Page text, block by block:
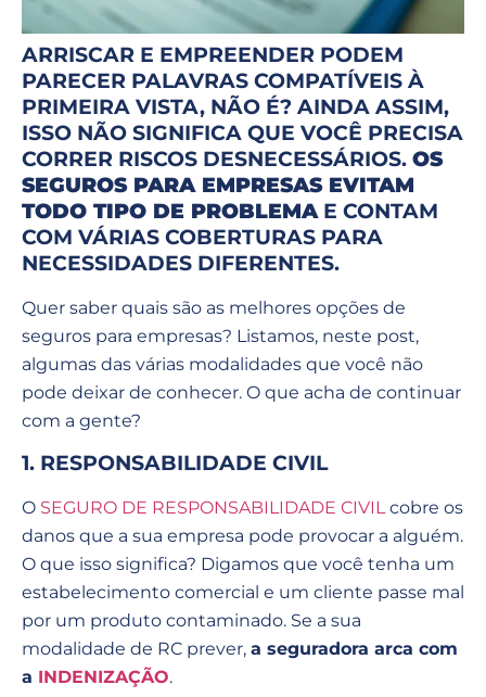
ARRISCAR E EMPREENDER PODEM
PARECER PALAVRAS COMPATÍVEIS À
PRIMEIRA VISTA, NÃO É? AINDA ASSIM,
ISSO NÃO SIGNIFICA QUE VOCÊ PRECISA
CORRER RISCOS DESNECESSÁRIOS. OS
SEGUROS PARA EMPRESAS EVITAM
TODO TIPO DE PROBLEMAE CONTAM
COM VÁRIAS COBERTURAS PARA
NECESSIDADES DIFERENTES.
Quer saber quais são as melhores opções de
seguros para empresas? Listamos, neste post,
algumas das várias modalidades que você não
pode deixar de conhecer. O que acha de continuar
com a gente?
1. RESPONSABILIDADE CIVIL
O SEGURO DE RESPONSABILIDADE CIVILcobre os
danos que a sua empresa pode provocar a alguém.
O que isso significa? Digamos que você tenha um
estabelecimento comercial e um cliente passe mal
por um produto contaminado. Se a sua
modalidade de RC prever, a seguradora arca com
a INDENIZAÇÃO.